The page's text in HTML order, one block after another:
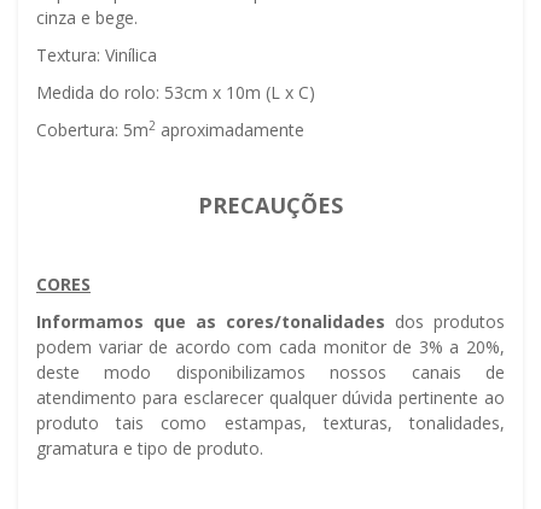
cinza e bege.
Textura: Vinílica
Medida do rolo: 53cm x 10m (L x C)
Cobertura: 5m2 aproximadamente
PRECAUÇÕES
CORES
Informamos que as cores/tonalidades dos produtos
podem variar de acordo com cada monitor de 3% a 20%,
deste modo disponibilizamos nossos canais de
atendimento para esclarecer qualquer dúvida pertinente ao
produto tais como estampas, texturas, tonalidades,
gramatura e tipo de produto.